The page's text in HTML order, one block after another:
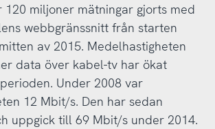
120 miljoner mätningar gjorts med
webbgränssnitt från starten
av 2015. Medelhastigheten
data över kabel-tv har ökat
Under 2008 var
12 Mbit/s. Den har sedan
uppgick till 69 Mbit/s under 2014.